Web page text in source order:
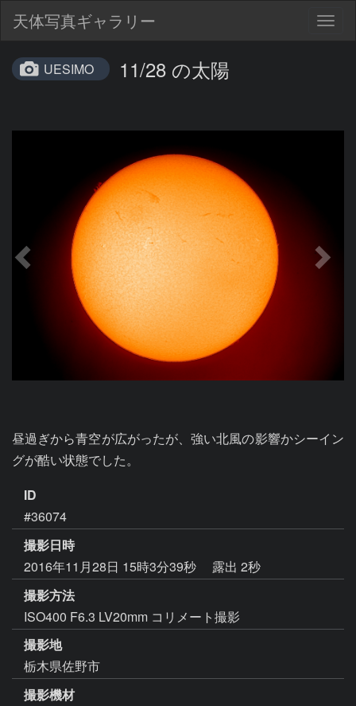
天体写真ギャラリー
UESIMO 11/28 の太陽
昼過ぎから青空が広がったが、強い北風の影響かシーイン
グが酷い状態でした。
ID
#36074
撮影日時
2016年11月28日 15時3分39秒
露出 2秒
撮影方法
ISO400 F6.3 LV20mm コリメート撮影
撮影地
栃木県佐野市
撮影機材